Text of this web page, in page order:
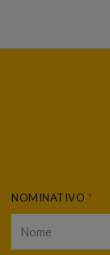
NOMINATIVO *